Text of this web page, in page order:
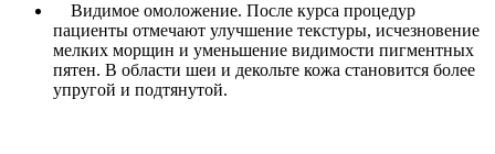
Видимое омоложение. После курса процедур
пациенты отмечают улучшение текстуры, исчезновение
мелких морщин и уменьшение видимости пигментных
пятен. В области шеи и декольте кожа становится более
упругой и подтянутой.